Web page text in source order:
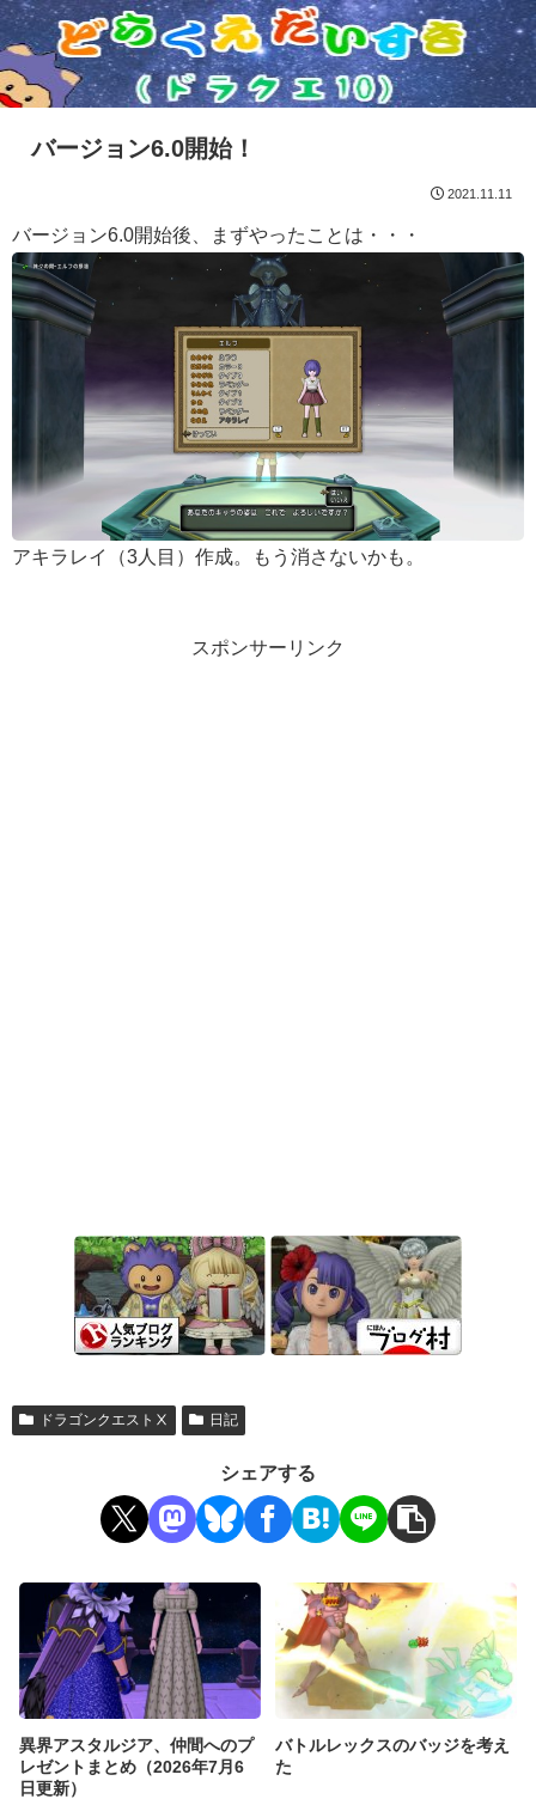
バージョン6.0開始！
2021.11.11
バージョン6.0開始後、まずやったことは・・・
アキラレイ（3人目）作成。もう消さないかも。
スポンサーリンク
ドラゴンクエストⅩ 日記
シェアする
異界アスタルジア、仲間へのプ
レゼントまとめ（2026年7月6
日更新）
バトルレックスのバッジを考え
た